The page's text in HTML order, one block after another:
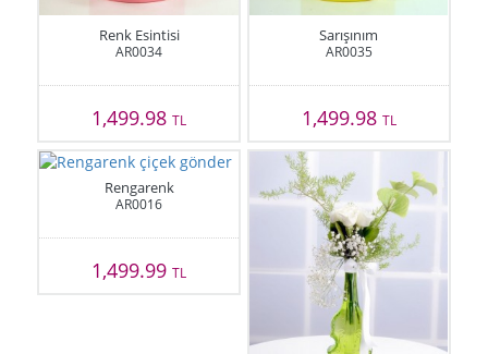
Renk Esintisi
AR0034
1,499.98TL
Sarışınım
AR0035
1,499.98 TL
Rengarenk
AR0016
1,499.99TL